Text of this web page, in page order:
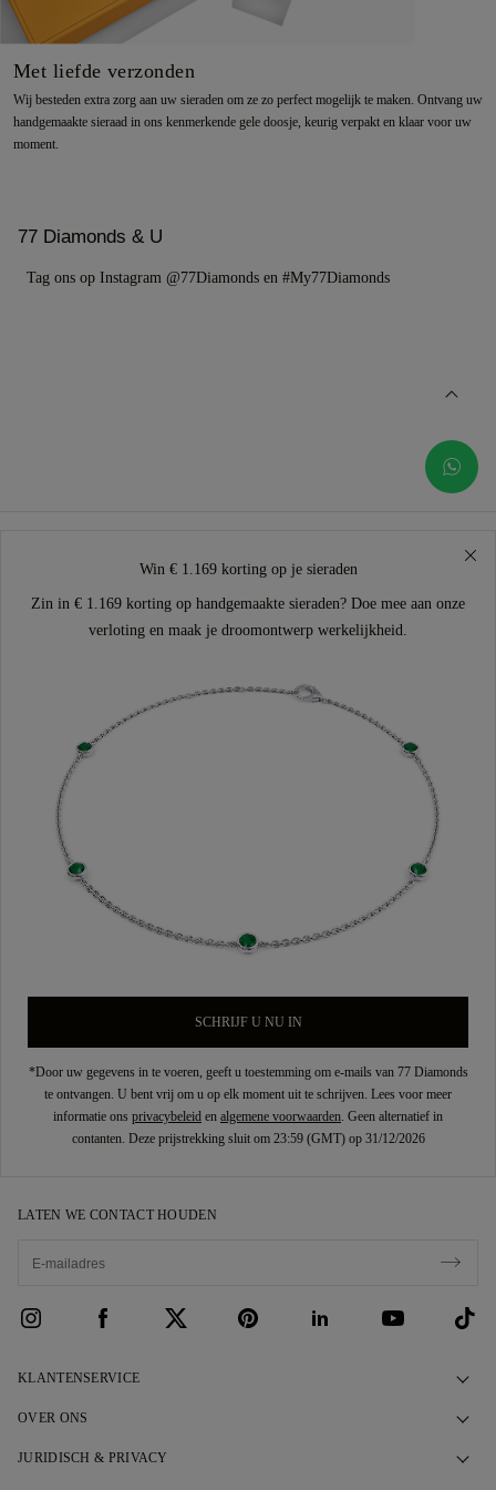
Met liefde verzonden
Wij besteden extra zorg aan uw sieraden om ze zo perfect mogelijk te maken. Ontvang uw
handgemaakte sieraad in ons kenmerkende gele doosje, keurig verpakt en klaar voor uw
moment.
77 Diamonds & U
Tag ons op Instagram @77Diamonds en #My77Diamonds
Win € 1.169 korting op je sieraden
Zin in € 1.169 korting op handgemaakte sieraden? Doe mee aan onze
verloting en maak je droomontwerp werkelijkheid.
SCHRIJF U NU IN
*Door uw gegevens in te voeren, geeft u toestemming om e-mails van 77 Diamonds
te ontvangen. U bent vrij om u op elk moment uit te schrijven. Lees voor meer
informatie ons privacybeleid en algemene voorwaarden. Geen alternatief in
contanten. Deze prijstrekking sluit om 23:59 (GMT) op 31/12/2026
LATEN WE CONTACT HOUDEN
KLANTENSERVICE
Contact opnemen
OVER ONS
Ons Verhaal
JURIDISCH & PRIVACY